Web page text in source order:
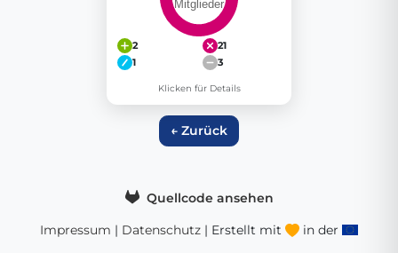
2
21
1
3
Klicken für Details
← Zurück
Quellcode ansehen
Impressum | Datenschutz | Erstellt mit in der